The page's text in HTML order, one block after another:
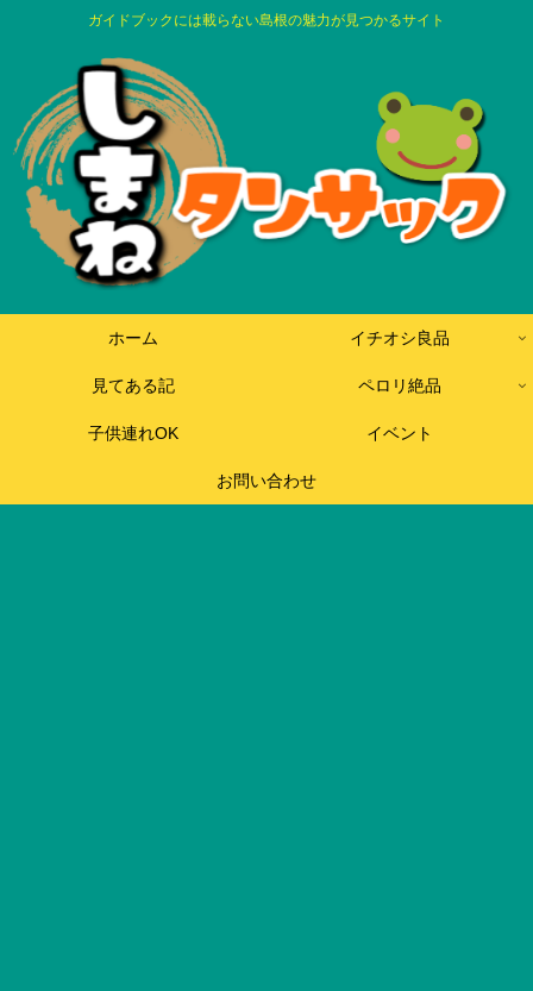
ガイドブックには載らない島根の魅力が見つかるサイト
ホーム イチオシ良品
見てある記 ペロリ絶品
子供連れOK イベント
お問い合わせ